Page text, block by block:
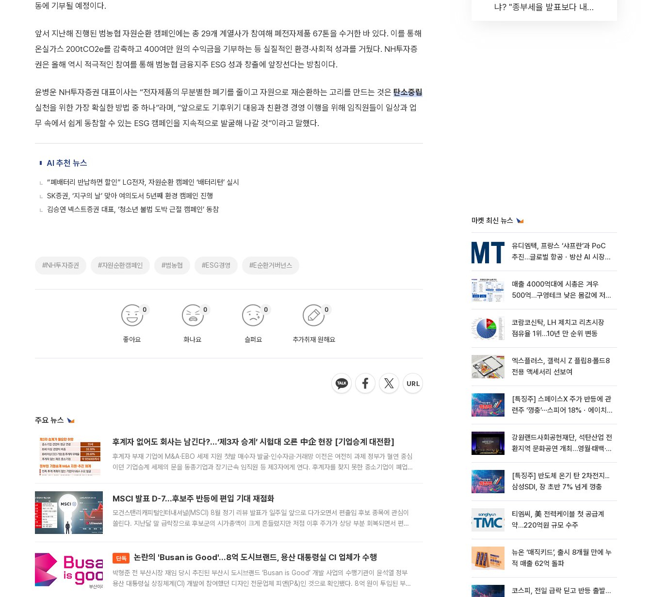
동에 기부될 예정이다.
앞서 지난해 진행된 범농협 자원순환 캠페인에는 총 29개 계열사가 참여해 폐전자제품 67톤을 수거한 바 있다. 이를 통해
온실가스 200tCO2e를 감축하고 400여만 원의 수익금을 기부하는 등 실질적인 환경·사회적 성과를 거뒀다. NH투자증
권은 올해 역시 적극적인 참여를 통해 범농협 금융지주 ESG 성과 창출에 앞장선다는 방침이다.
윤병운 NH투자증권 대표이사는 “전자제품의 무분별한 폐기를 줄이고 자원으로 재순환하는 고리를 만드는 것은 탄소중립
실천을 위한 가장 확실한 방법 중 하나”라며, “앞으로도 기후위기 대응과 친환경 경영 이행을 위해 임직원들이 일상과 업
무 속에서 쉽게 동참할 수 있는 ESG 캠페인을 지속적으로 발굴해 나갈 것”이라고 말했다.
AI 추천 뉴스
“폐배터리 반납하면 할인” LG전자, 자원순환 캠페인 ‘배터리턴’ 실시
SK증권, ‘지구의 날’ 맞아 여의도서 5년째 환경 캠페인 진행
김승연 넥스트증권 대표, ‘청소년 불법 도박 근절 캠페인’ 동참
#NH투자증권 #자원순환캠페인 #범농협 #ESG경영 #E순환거버넌스
좋아요
0
화나요
0
슬퍼요
0
추가취재 원해요
0
주요 뉴스
후계자 없어도 회사는 남긴다?…‘제3자 승계’ 시험대 오른 中企 현장 [기업승계 대전환]
후계자 부재 기업에 M&A·EBO 세제 지원 첫발 매수자 발굴·인수자금·거래망 이전은 여전히 과제 정부가 혈연 중심
이던 기업승계 세제의 문을 동종기업과 장기근속 임직원 등 제3자에게 연다. 후계자를 찾지 못한 중소기업이 폐업
MSCI 발표 D-7…후보주 반등에 편입 기대 재점화
모건스탠리캐피털인터내셔널(MSCI) 8월 정기 리뷰 발표가 일주일 앞으로 다가오면서 편출입 후보 종목에 관심이
쏠린다. 지난달 말 급락장으로 후보군의 시가총액이 크게 흔들렸지만 저점 이후 주가가 상당 부분 회복되면서 편입
단독 논란의 'Busan is Good'…8억 도시브랜드, 용산 대통령실 CI 업체가 수행
박형준 전 부산시장 재임 당시 추진된 부산시 도시브랜드 ‘Busan is Good’ 개발 사업의 수행기관이 윤석열 정부
용산 대통령실 상징체계(CI) 개발에 참여했던 디자인 전문업체 피앤(P&)인 것으로 확인됐다. 8억 원이 투입된 부산
냐? "종부세율 발표보다 내릴
마켓 최신 뉴스
유디엠텍, 프랑스 ‘샤프란’과 PoC
추진…글로벌 항공ㆍ방산 AI 시장
매출 4000억대에 시총은 겨우
500억…구영테크 낮은 몸값에 저가
코람코신탁, LH 제치고 리츠시장
점유율 1위…10년 만 순위 변동
엑스플러스, 갤럭시 Z 플립8·폴드8
전용 액세서리 선보여
[특징주] 스페이스X 주가 반등에 관
련주 ‘껑충’⋯스피어 18%ㆍ에이치
강원랜드사회공헌재단, 석탄산업 전
환지역 문화공연 개최…영월·태백·삼
[특징주] 반도체 온기 탄 2차전지...
삼성SDI, 장 초반 7% 넘게 껑충
티엠씨, 美 전력케이블 첫 공급계
약…220억원 규모 수주
뉴온 ‘매직키드’, 출시 8개월 만에 누
적 매출 62억 돌파
코스피, 전일 급락 딛고 반등 출발…